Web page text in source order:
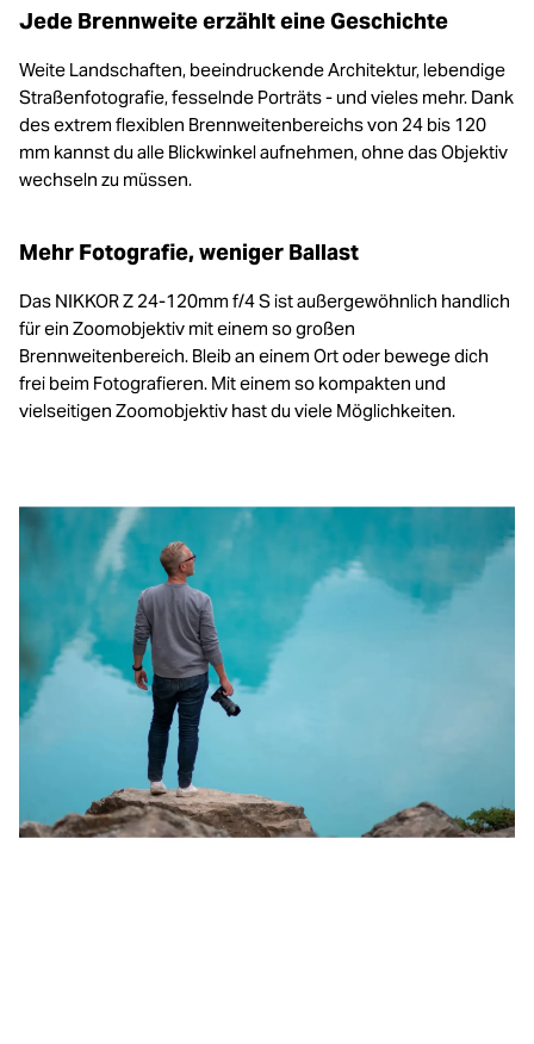
Jede Brennweite erzählt eine Geschichte
Weite Landschaften, beeindruckende Architektur, lebendige
Straßenfotografie, fesselnde Porträts - und vieles mehr. Dank
des extrem flexiblen Brennweitenbereichs von 24 bis 120
mm kannst du alle Blickwinkel aufnehmen, ohne das Objektiv
wechseln zu müssen.
Mehr Fotografie, weniger Ballast
Das NIKKOR Z 24-120mm f/4 S ist außergewöhnlich handlich
für ein Zoomobjektiv mit einem so großen
Brennweitenbereich. Bleib an einem Ort oder bewege dich
frei beim Fotografieren. Mit einem so kompakten und
vielseitigen Zoomobjektiv hast du viele Möglichkeiten.